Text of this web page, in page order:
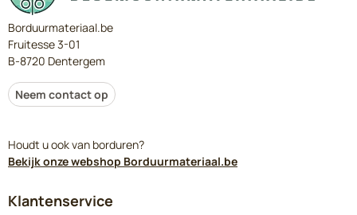
Borduurmateriaal.be
Fruitesse 3-01
B-8720 Dentergem
Neem contact op
Houdt u ook van borduren?
Bekijk onze webshop Borduurmateriaal.be
Klantenservice